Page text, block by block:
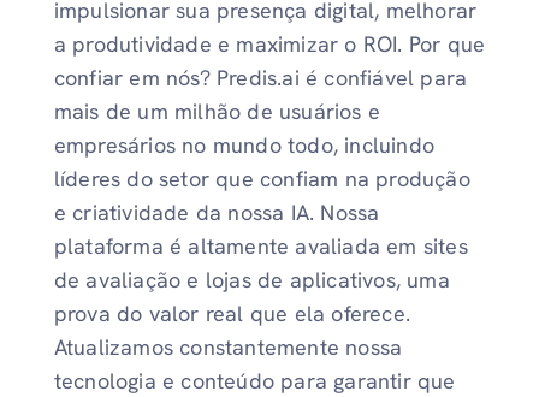
impulsionar sua presença digital, melhorar
a produtividade e maximizar o ROI. Por que
confiar em nós? Predis.ai é confiável para
mais de um milhão de usuários e
empresários no mundo todo, incluindo
líderes do setor que confiam na produção
e criatividade da nossa IA. Nossa
plataforma é altamente avaliada em sites
de avaliação e lojas de aplicativos, uma
prova do valor real que ela oferece.
Atualizamos constantemente nossa
tecnologia e conteúdo para garantir que